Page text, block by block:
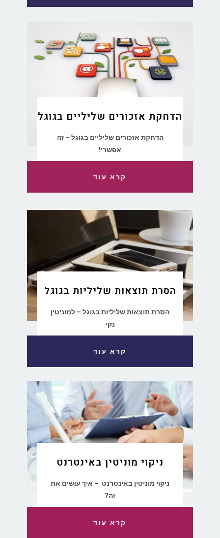
הדחקת אזכורים שליליים בגוגל
הדחקת אזכורים שליליים בגוגל – זה
אפשרי!
קרא עוד
הסרת תוצאות שליליות בגוגל
הסרת תוצאות שליליות בגוגל – למוניטין
נקי
קרא עוד
ניקוי מוניטין באינטרנט
ניקוי מוניטין באינטרנט – איך עושים את
זה?
קרא עוד